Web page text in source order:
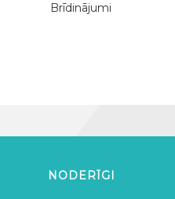
Brīdinājumi
NODERĪGI